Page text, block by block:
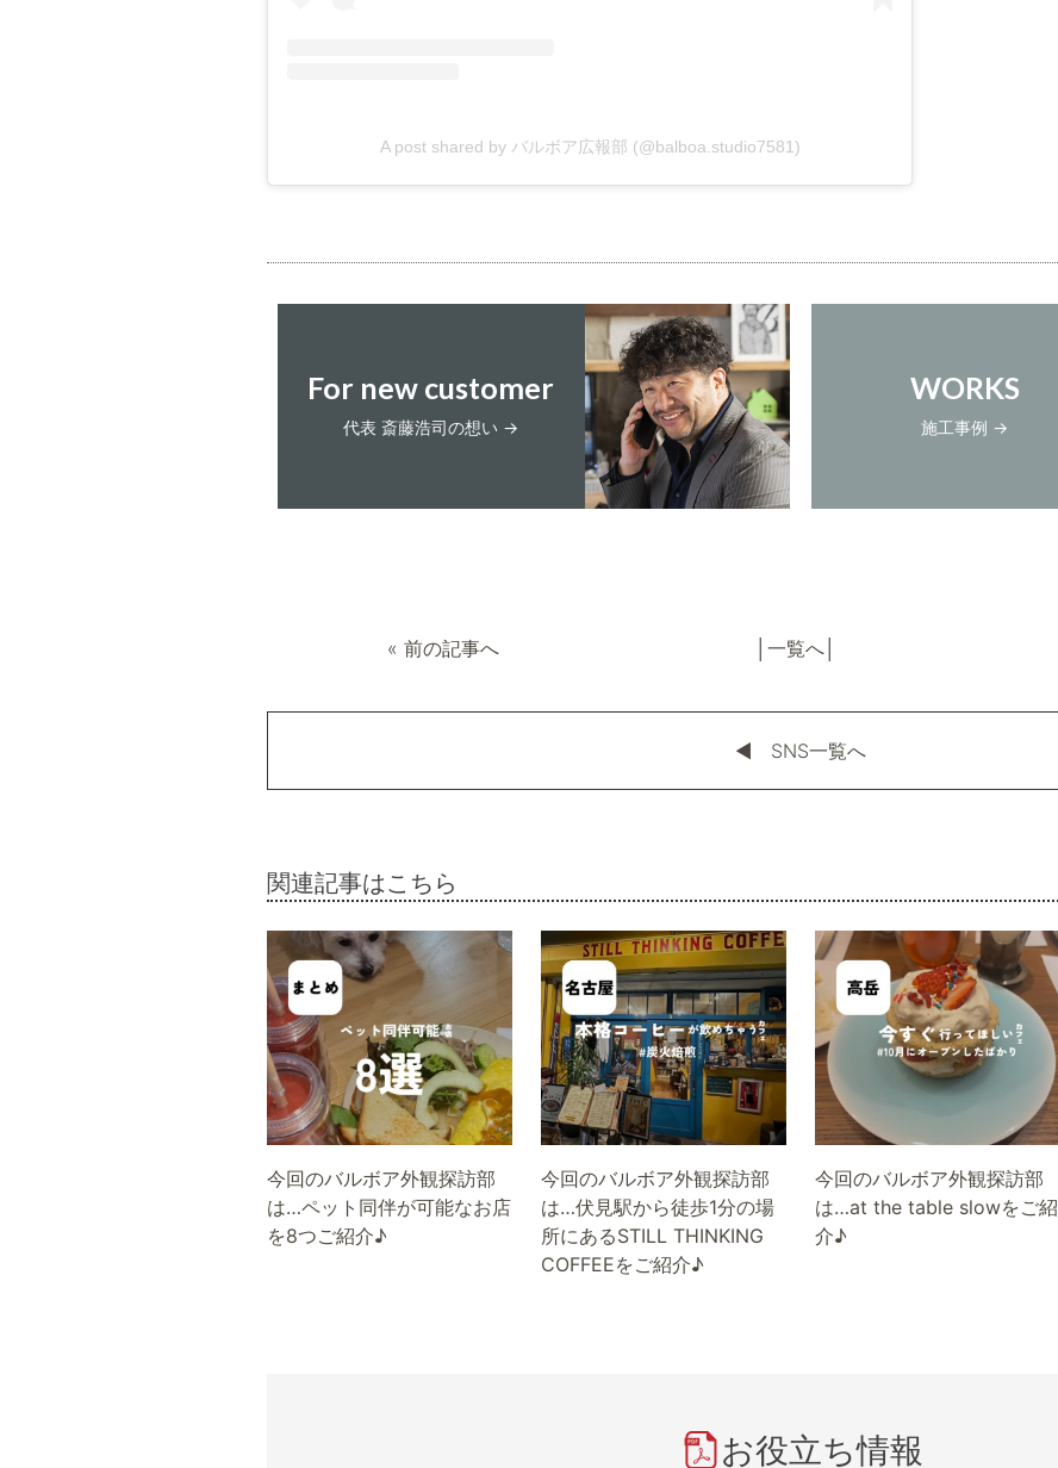
A post shared by バルボア広報部 (@balboa.studio7581)
For new customer
代表 斎藤浩司の想い →
WORKS
施工事例 →
« 前の記事へ 一覧へ│
◀︎ SNS一覧へ
関連記事はこちら
今回のバルボア外観探訪部
は…ペット同伴が可能なお店
を8つご紹介♪
今回のバルボア外観探訪部
は…伏見駅から徒歩1分の場
所にあるSTILL THINKING
COFFEEをご紹介♪
今回のバルボア外観探訪部
は…at the table slowをご紹
介♪
お役立ち情報